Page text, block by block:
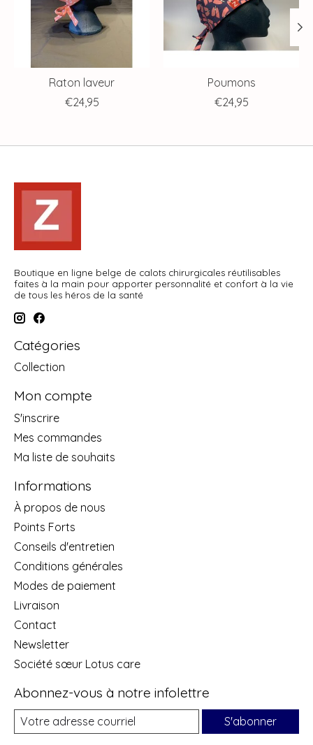
Raton laveur
€24,95
Poumons
€24,95
Boutique en ligne belge de calots chirurgicales réutilisables
faites à la main pour apporter personnalité et confort à la vie
de tous les héros de la santé
Catégories
Collection
Mon compte
S'inscrire
Mes commandes
Ma liste de souhaits
Informations
À propos de nous
Points Forts
Conseils d'entretien
Conditions générales
Modes de paiement
Livraison
Contact
Newsletter
Société sœur Lotus care
Abonnez-vous à notre infolettre
S'abonner